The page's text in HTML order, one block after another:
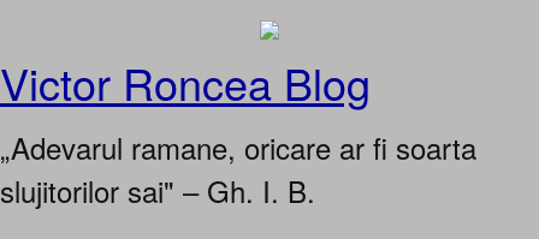
Victor Roncea Blog
„Adevarul ramane, oricare ar fi soarta
slujitorilor sai" – Gh. I. B.